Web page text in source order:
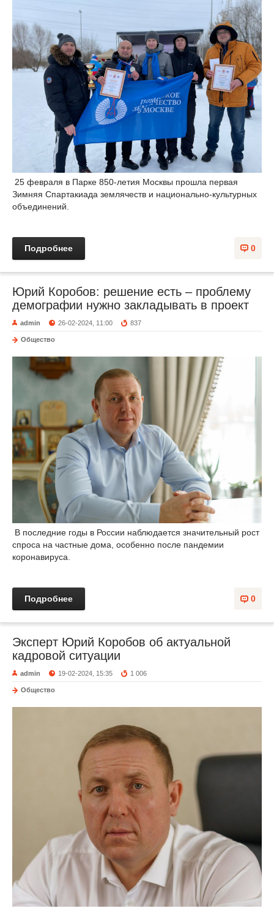
25 февраля в Парке 850-летия Москвы прошла первая
Зимняя Спартакиада землячеств и национально-культурных
объединений.
0
Подробнее
Юрий Коробов: решение есть – проблему
демографии нужно закладывать в проект
admin 26-02-2024, 11:00 837
Общество
В последние годы в России наблюдается значительный рост
спроса на частные дома, особенно после пандемии
коронавируса.
0
Подробнее
Эксперт Юрий Коробов об актуальной
кадровой ситуации
admin 19-02-2024, 15:35 1 006
Общество